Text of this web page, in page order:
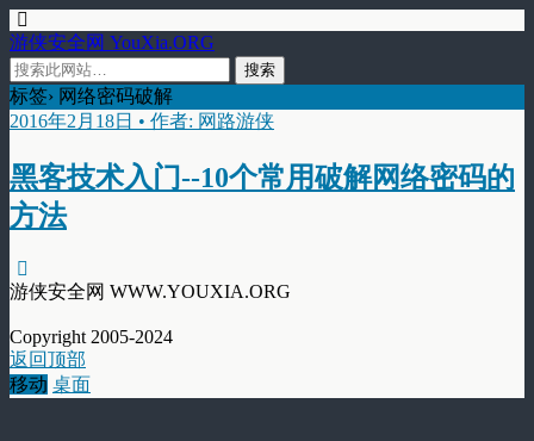
游侠安全网 YouXia.ORG
标签› 网络密码破解
2016年2月18日 • 作者: 网路游侠
黑客技术入门--10个常用破解网络密码的
方法
游侠安全网 WWW.YOUXIA.ORG
Copyright 2005-2024
返回顶部
移动 桌面